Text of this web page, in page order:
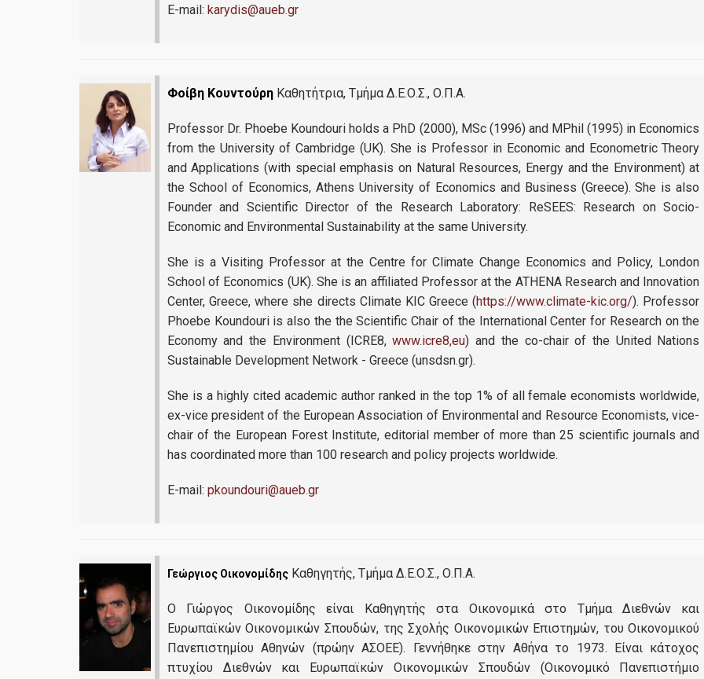
Webmail
e-Class
e-Γραμματεία
U-Register
Υπηρεσίες Διαδικτυακής Βοήθειας
Εγκαταστάσεις
Φοιτητική Λέσχη
Υγειονομική περίθαλψη
Erasmus+
«Ενεργειακή Μετάβαση - Κλιματική Αλλαγή: Σωτηρία ή Ολοκαύτωμα του
Εργαστήριο Έρευνας Στην Κοινωνικό Οικονομική Και Περιβαλλοντική
Εργαστήριο Παρακολούθησης και Ανάλυσης Ευρωπαϊκών Υποθέσεων
Εργαστήριο Διεθνών Οικονομικών Σχέσεων (LINER)
E-mail: karydis@aueb.gr
Φοίβη Κουντούρη Καθητήτρια, Τμήμα Δ.Ε.Ο.Σ., Ο.Π.Α.
Professor Dr. Phoebe Koundouri holds a PhD (2000), MSc (1996) and MPhil (1995) in Economics
from the University of Cambridge (UK). She is Professor in Economic and Econometric Theory
and Applications (with special emphasis on Natural Resources, Energy and the Environment) at
the School of Economics, Athens University of Economics and Business (Greece). She is also
Founder and Scientific Director of the Research Laboratory: ReSEES: Research on Socio-
Economic and Environmental Sustainability at the same University.
She is a Visiting Professor at the Centre for Climate Change Economics and Policy, London
School of Economics (UK). She is an affiliated Professor at the ATHENA Research and Innovation
Center, Greece, where she directs Climate KIC Greece (https://www.climate-kic.org/). Professor
Phoebe Koundouri is also the the Scientific Chair of the International Center for Research on the
Economy and the Environment (ICRE8,www.icre8,eu) and the co-chair of the United Nations
Sustainable Development Network - Greece (unsdsn.gr).
She is a highly cited academic author ranked in the top 1% of all female economists worldwide,
ex-vice president of the European Association of Environmental and Resource Economists, vice-
chair of the European Forest Institute, editorial member of more than 25 scientific journals and
has coordinated more than 100 research and policy projects worldwide.
E-mail: pkoundouri@aueb.gr
Γεώργιος Οικονομίδης Καθηγητής, Τμήμα Δ.Ε.Ο.Σ., Ο.Π.Α.
Ο Γιώργος Οικονομίδης είναι Καθηγητής στα Οικονομικά στο Τμήμα Διεθνών και
Ευρωπαϊκών Οικονομικών Σπουδών, της Σχολής Οικονομικών Επιστημών, του Οικονομικού
Πανεπιστημίου Αθηνών (πρώην ΑΣΟΕΕ). Γεννήθηκε στην Αθήνα το 1973. Είναι κάτοχος
πτυχίου Διεθνών και Ευρωπαϊκών Οικονομικών Σπουδών (Οικονομικό Πανεπιστήμιο
επόμενα χρονιά εξαιτίας
κλιματικής αλλαγής και
απρόβλεπτων συνέπειων
υποστούμε... περισσότερα